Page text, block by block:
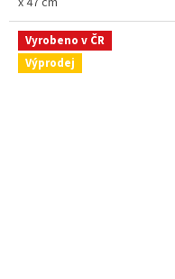
Vyrobeno v ČR
Výprodej